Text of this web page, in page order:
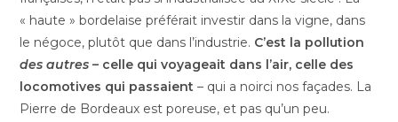
« haute » bordelaise préférait investir dans la vigne, dans
le négoce, plutôt que dans l’industrie. C’est la pollution
des autres – celle qui voyageait dans l’air, celle des
locomotives qui passaient – qui a noirci nos façades. La
Pierre de Bordeaux est poreuse, et pas qu’un peu.